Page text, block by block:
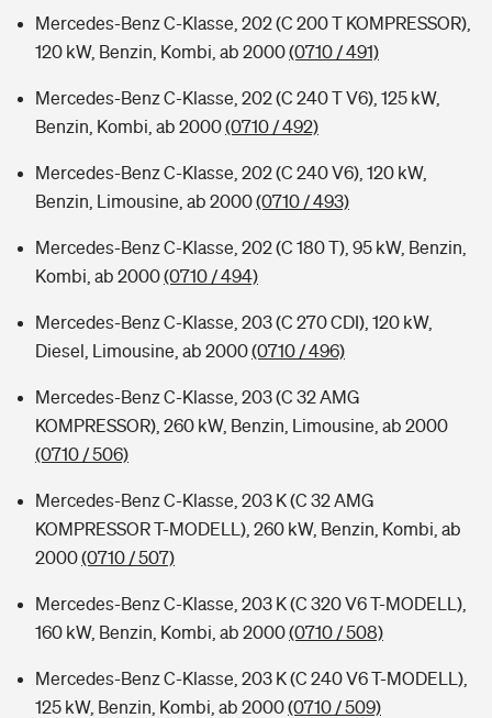
Mercedes-Benz C-Klasse, 202 (C 200 T KOMPRESSOR),
120 kW, Benzin, Kombi, ab 2000(0710 / 491)
Mercedes-Benz C-Klasse, 202 (C 240 T V6), 125 kW,
Benzin, Kombi, ab 2000(0710 / 492)
Mercedes-Benz C-Klasse, 202 (C 240 V6), 120 kW,
Benzin, Limousine, ab 2000(0710 / 493)
Mercedes-Benz C-Klasse, 202 (C 180 T), 95 kW, Benzin,
Kombi, ab 2000(0710 / 494)
Mercedes-Benz C-Klasse, 203 (C 270 CDI), 120 kW,
Diesel, Limousine, ab 2000(0710 / 496)
Mercedes-Benz C-Klasse, 203 (C 32 AMG
KOMPRESSOR), 260 kW, Benzin, Limousine, ab 2000
(0710 / 506)
Mercedes-Benz C-Klasse, 203 K (C 32 AMG
KOMPRESSOR T-MODELL), 260 kW, Benzin, Kombi, ab
2000(0710 / 507)
Mercedes-Benz C-Klasse, 203 K (C 320 V6 T-MODELL),
160 kW, Benzin, Kombi, ab 2000(0710 / 508)
Mercedes-Benz C-Klasse, 203 K (C 240 V6 T-MODELL),
125 kW, Benzin, Kombi, ab 2000(0710 / 509)